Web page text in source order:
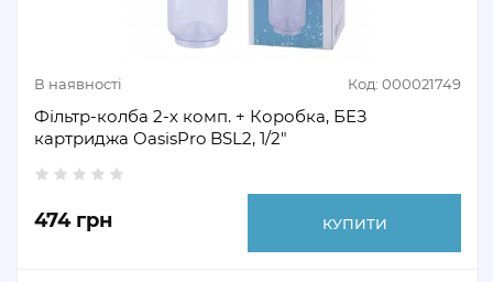
В наявності Код: 000021749
Фільтр-колба 2-х комп. + Коробка, БЕЗ
картриджа OasisPro BSL2, 1/2″
474 грн КУПИТИ